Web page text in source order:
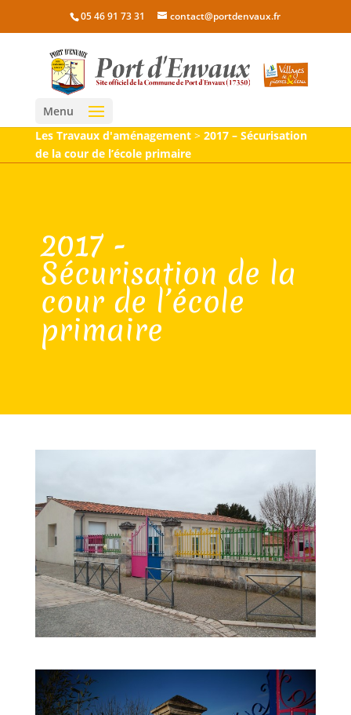
05 46 91 73 31 contact@portdenvaux.fr
Menu
Les Travaux d'aménagement> 2017 – Sécurisation
de la cour de l’école primaire
2017 -
Sécurisation de la
cour de l’école
primaire